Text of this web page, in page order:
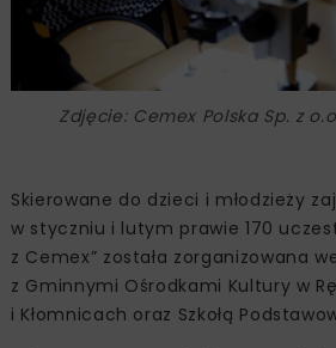
Zdjęcie: Cemex Polska Sp. z
Skierowane do dzieci i młodzieży
w styczniu i lutym prawie 170
z Cemex” została zorganizowana
z Gminnymi Ośrodkami Kultury w
i Kłomnicach oraz Szkołą